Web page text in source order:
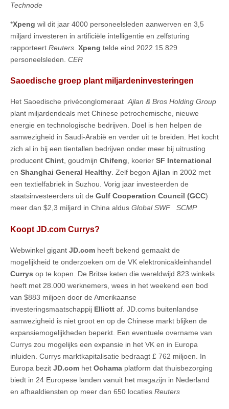
Technode
*Xpeng wil dit jaar 4000 personeelsleden aanwerven en 3,5
miljard investeren in artificiële intelligentie en zelfsturing
rapporteert Reuters Xpeng telde eind 2022 15.829
personeelsleden. CER
Saoedische groep plant miljardeninvesteringen
Het Saoedische privéconglomeraatAjlan & Bros Holding Group
plant miljardendeals met Chinese petrochemische, nieuwe
energie en technologische bedrijven. Doel is hen helpen de
aanwezigheid in Saudi-Arabië en verder uit te breiden. Het kocht
zich al in bij een tientallen bedrijven onder meer bij uitrusting
producent Chint, goudmijn Chifeng, koerier SF International
en Shanghai General Healthy. Zelf begon Ajlan in 2002 met
een textielfabriek in Suzhou. Vorig jaar investeerden de
staatsinvesteerders uit de Gulf Cooperation Council (GCC)
meer dan $2,3 miljard in China aldus Global SWF SCMP
Koopt JD.com Currys?
Webwinkel gigant JD.com heeft bekend gemaakt de
mogelijkheid te onderzoeken om de VK elektronicakleinhandel
Currys op te kopen. De Britse keten die wereldwijd 823 winkels
heeft met 28.000 werknemers, wees in het weekend een bod
van $883 miljoen door de Amerikaanse
investeringsmaatschappij Elliott af. JD.coms buitenlandse
aanwezigheid is niet groot en op de Chinese markt blijken de
expansiemogelijkheden beperkt. Een eventuele overname van
Currys zou mogelijks een expansie in het VK en in Europa
inluiden. Currys marktkapitalisatie bedraagt £ 762 miljoen. In
Europa bezit JD.com het Ochama platform dat thuisbezorging
biedt in 24 Europese landen vanuit het magazijn in Nederland
en afhaaldiensten op meer dan 650 locaties Reuters